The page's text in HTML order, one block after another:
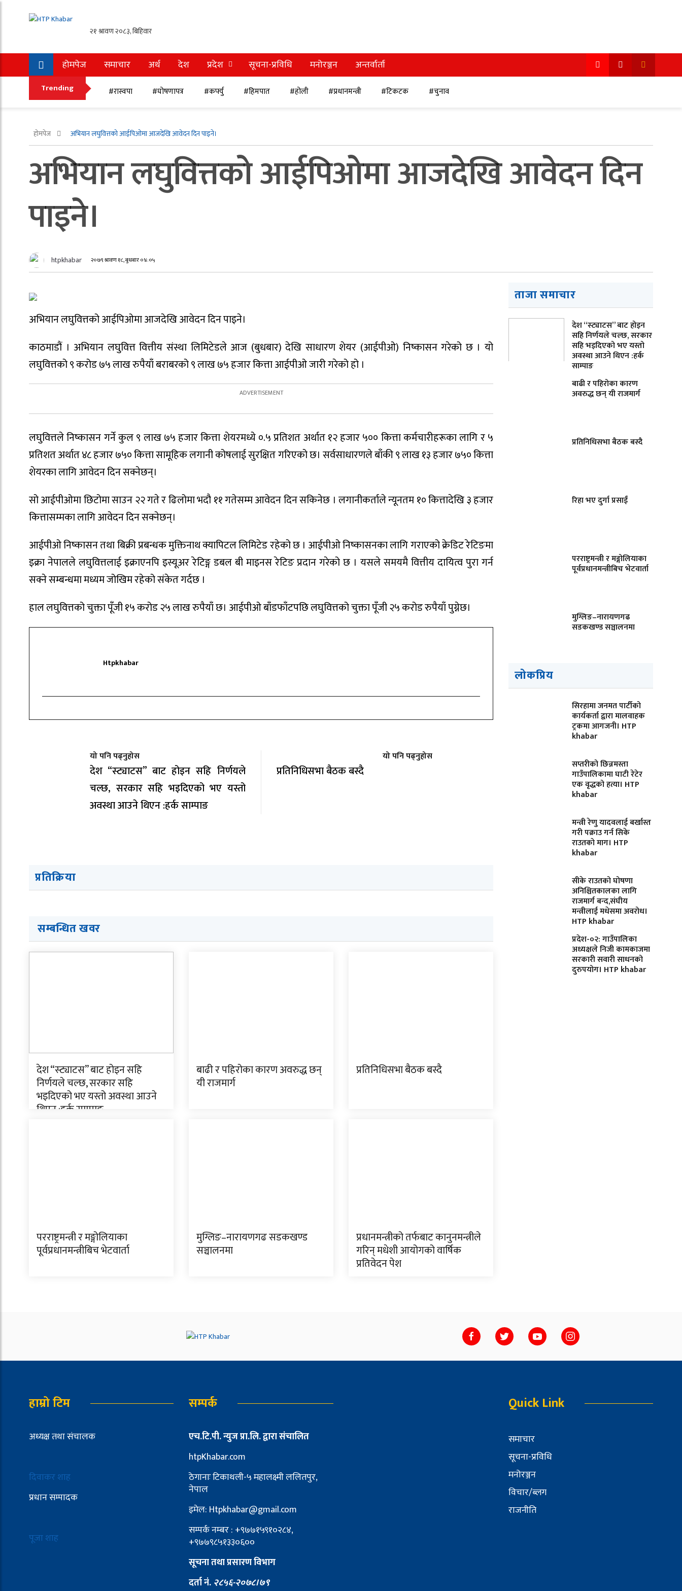
होमपेज समाचार अर्थ देश प्रदेश सूचना-प्रविधि मनोरञ्जन
अन्तर्वार्ता
अन्तर्राष्ट्रिय
खेलकुद
Trending #रास्वपा #घोषणापत्र #कर्फ्यु #हिमपात #होली #प्रधानमन्त्री #टिकटक #चुनाव
होमपेज अभियान लघुवित्तको आईपिओमा आजदेखि आवेदन दिन पाइने।
अभियान लघुवित्तको आईपिओमा आजदेखि आवेदन दिन
पाइने।
htpkhabar २०७९ श्रावण १८, बुधबार ०४:०५
अभियान लघुवित्तको आईपिओमा आजदेखि आवेदन दिन पाइने।
काठमाडौं । अभियान लघुवित्त वित्तीय संस्था लिमिटेडले आज (बुधबार) देखि साधारण शेयर (आईपीओ) निष्कासन गरेको छ । यो
लघुवित्तको ९ करोड ७५ लाख रुपैयाँ बराबरको ९ लाख ७५ हजार कित्ता आईपीओ जारी गरेको हो ।
लघुवित्तले निष्कासन गर्ने कुल ९ लाख ७५ हजार कित्ता शेयरमध्ये ०.५ प्रतिशत अर्थात १२ हजार ५०० कित्ता कर्मचारीहरूका लागि र ५
प्रतिशत अर्थात ४८ हजार ७५० कित्ता सामूहिक लगानी कोषलाई सुरक्षित गरिएको छ। सर्वसाधारणले बाँकी ९ लाख १३ हजार ७५० कित्ता
शेयरका लागि आवेदन दिन सक्नेछन्।
सो आईपीओमा छिटोमा साउन २२ गते र ढिलोमा भदौ ११ गतेसम्म आवेदन दिन सकिनेछ । लगानीकर्ताले न्यूनतम १० कित्तादेखि ३ हजार
कित्तासम्मका लागि आवेदन दिन सक्नेछन्।
आईपीओ निष्कासन तथा बिक्री प्रबन्धक मुक्तिनाथ क्यापिटल लिमिटेड रहेको छ । आईपीओ निष्कासनका लागि गराएको क्रेडिट रेटिङमा
इक्रा नेपालले लघुवित्तलाई इक्राएनपि इस्यूअर रेटिङ्ग डबल बी माइनस रेटिङ प्रदान गरेको छ । यसले समयमै वित्तीय दायित्व पुरा गर्न
सक्ने सम्बन्धमा मध्यम जोखिम रहेको संकेत गर्दछ ।
हाल लघुवित्तको चुक्ता पूँजी १५ करोड २५ लाख रुपैयाँ छ। आईपीओ बाँडफाँटपछि लघुवित्तको चुक्ता पूँजी २५ करोड रुपैयाँ पुग्नेछ।
Htpkhabar
यो पनि पढ्नुहोस
देश “स्ट्याटस” बाट होइन सहि निर्णयले
चल्छ, सरकार सहि भइदिएको भए यस्तो
अवस्था आउने थिएन :हर्क साम्पाङ
यो पनि पढ्नुहोस
प्रतिनिधिसभा बैठक बस्दै
प्रतिक्रिया
सम्बन्धित खवर
देश “स्ट्याटस” बाट होइन सहि
निर्णयले चल्छ, सरकार सहि
भइदिएको भए यस्तो अवस्था आउने
थिएन :हर्क साम्पाङ
बाढी र पहिरोका कारण अवरुद्ध छन्
यी राजमार्ग
प्रतिनिधिसभा बैठक बस्दै
परराष्ट्रमन्त्री र मङ्गोलियाका
पूर्वप्रधानमन्त्रीबिच भेटवार्ता
मुग्लिङ–नारायणगढ सडकखण्ड
सञ्चालनमा
प्रधानमन्त्रीको तर्फबाट कानुनमन्त्रीले
गरिन् मधेशी आयोगको वार्षिक
प्रतिवेदन पेश
ताजा समाचार
देश “स्ट्याटस” बाट होइन
सहि निर्णयले चल्छ, सरकार
सहि भइदिएको भए यस्तो
अवस्था आउने थिएन :हर्क
साम्पाङ
बाढी र पहिरोका कारण
अवरुद्ध छन् यी राजमार्ग
प्रतिनिधिसभा बैठक बस्दै
रिहा भए दुर्गा प्रसाईं
परराष्ट्रमन्त्री र मङ्गोलियाका
पूर्वप्रधानमन्त्रीबिच भेटवार्ता
मुग्लिङ–नारायणगढ
सडकखण्ड सञ्चालनमा
लोकप्रिय
सिरहामा जनमत पार्टीको
कार्यकर्ता द्वारा मालवाहक
ट्रकमा आगजनी। HTP
khabar
सप्तरीको छिन्नमस्ता
गाउँपालिकामा घाटी रेटेर
एक वृद्धको हत्या। HTP
khabar
मन्त्री रेणु यादवलाई बर्खास्त
गरी पक्राउ गर्न सिके
राउतकाे माग। HTP
khabar
सीके राउतको घोषणा
अनिश्चितकालका लागि
राजमार्ग बन्द,संघीय
मन्त्रीलाई मधेसमा अवरोध।
HTP khabar
प्रदेश-०२: गाउँपालिका
अध्यक्षले निजी कामकाजमा
सरकारी सवारी साधनको
दुरुपयोग। HTP khabar
हाम्रो टिम
अध्यक्ष तथा संचालक
दिवाकर शाह
प्रधान सम्पादक
पूजा शाह
सम्पर्क
एच.टि.पी. न्युज प्रा.लि. द्वारा संचालित
htpKhabar.com
ठेगानाः टिकाथली-५ महालक्ष्मी ललितपुर,
नेपाल
इमेल: Htpkhabar@gmail.com
सम्पर्क नम्बर : +९७७१५९१०२८४,
+९७७९८५१३३०६००
सूचना तथा प्रसारण विभाग
दर्ता नं. २८५६-२०७८।७९
Quick Link
समाचार
सूचना-प्रविधि
मनोरञ्जन
विचार/ब्लग
राजनीति